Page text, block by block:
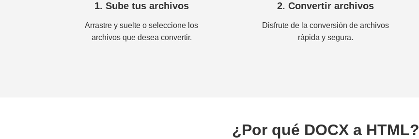
1. Sube tus archivos
Arrastre y suelte o seleccione los
archivos que desea convertir.
2. Convertir archivos
Disfrute de la conversión de archivos
rápida y segura.
¿Por qué DOCX a HTML?